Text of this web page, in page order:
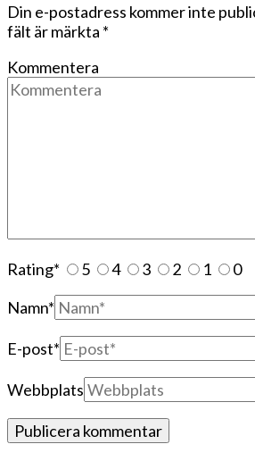
Din e-postadress kommer inte
fält är märkta *
Kommentera
Rating* 5 4 3 2 1
0
Namn*
E-post*
Webbplats